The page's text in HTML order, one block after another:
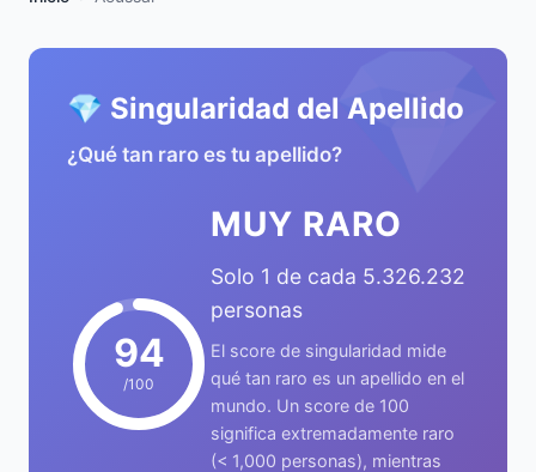
💎
💎 Singularidad del Apellido
¿Qué tan raro es tu apellido?
94
/100
MUY RARO
Solo 1 de cada 5.326.232
personas
El score de singularidad mide
qué tan raro es un apellido en el
mundo. Un score de 100
significa extremadamente raro
(< 1,000 personas), mientras